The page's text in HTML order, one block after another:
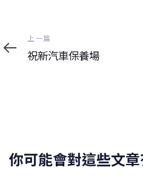
上
一
篇
上一篇
祝新汽車保養場
你可能會對這些文